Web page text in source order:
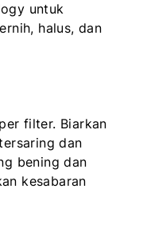
untuk
halus, dan
filter. Biarkan
dan
bening dan
kesabaran